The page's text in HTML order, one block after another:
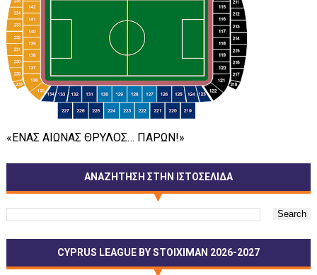
«ΕΝΑΣ ΑΙΩΝΑΣ ΘΡΥΛΟΣ… ΠΑΡΩΝ!»
ΑΝΑΖΗΤΗΣΗ ΣΤΗΝ ΙΣΤΟΣΕΛΙΔΑ
CYPRUS LEAGUE BY STOIXIMAN 2026-2027